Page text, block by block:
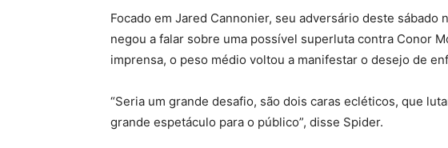
Focado em Jared Cannonier, seu adversário deste sábado
negou a falar sobre uma possível superluta contra Conor
imprensa, o peso médio voltou a manifestar o desejo de
“Seria um grande desafio, são dois caras ecléticos, que
grande espetáculo para o público”, disse Spider.